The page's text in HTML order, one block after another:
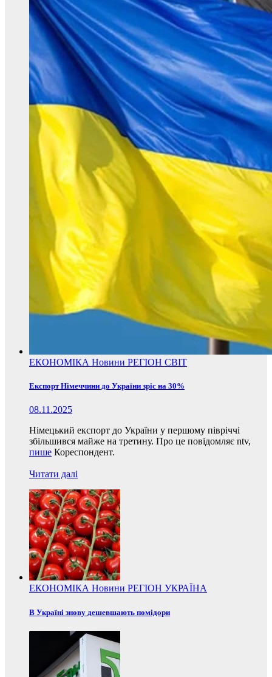
ЕКОНОМІКА Новини РЕГІОН СВІТ
Експорт Німеччини до України зріс на 30%
08.11.2025
Німецький експорт до України у першому півріччі
збільшився майже на третину. Про це повідомляє ntv,
пише Кореспондент.
Читати далі
ЕКОНОМІКА Новини РЕГІОН УКРАЇНА
В Україні знову дешевшають помідори